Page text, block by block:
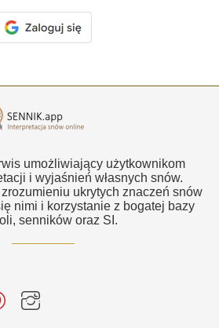
umożliwiający użytkownikom
i wyjaśnień własnych snów.
ukrytych znaczeń snów
nimi i korzystanie z bogatej bazy
senników oraz SI.